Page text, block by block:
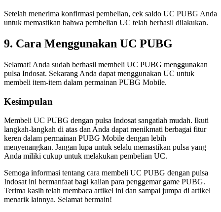
Setelah menerima konfirmasi pembelian, cek saldo UC PUBG Anda
untuk memastikan bahwa pembelian UC telah berhasil dilakukan.
9. Cara Menggunakan UC PUBG
Selamat! Anda sudah berhasil membeli UC PUBG menggunakan
pulsa Indosat. Sekarang Anda dapat menggunakan UC untuk
membeli item-item dalam permainan PUBG Mobile.
Kesimpulan
Membeli UC PUBG dengan pulsa Indosat sangatlah mudah. Ikuti
langkah-langkah di atas dan Anda dapat menikmati berbagai fitur
keren dalam permainan PUBG Mobile dengan lebih
menyenangkan. Jangan lupa untuk selalu memastikan pulsa yang
Anda miliki cukup untuk melakukan pembelian UC.
Semoga informasi tentang cara membeli UC PUBG dengan pulsa
Indosat ini bermanfaat bagi kalian para penggemar game PUBG.
Terima kasih telah membaca artikel ini dan sampai jumpa di artikel
menarik lainnya. Selamat bermain!